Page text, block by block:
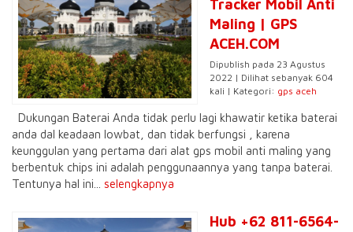
Tracker Mobil Anti
Maling | GPS
ACEH.COM
Dipublish pada 23 Agustus
2022 | Dilihat sebanyak 604
kali | Kategori: gps aceh
Dukungan Baterai Anda tidak perlu lagi khawatir ketika baterai
anda dal keadaan lowbat, dan tidak berfungsi , karena
keunggulan yang pertama dari alat gps mobil anti maling yang
berbentuk chips ini adalah penggunaannya yang tanpa baterai.
Tentunya hal ini... selengkapnya
Hub +62 811-6564-